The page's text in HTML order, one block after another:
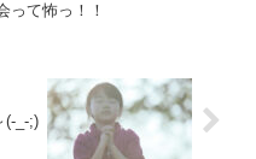
って怖っ！！
(-_-;)